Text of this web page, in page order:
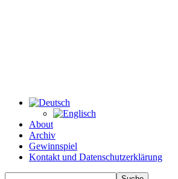
About
Archiv
Gewinnspiel
Kontakt und Datenschutzerklärung